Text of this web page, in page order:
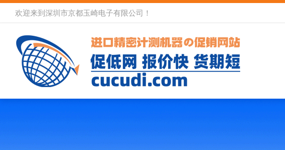
欢迎来到深圳市京都玉崎电子有限公司！